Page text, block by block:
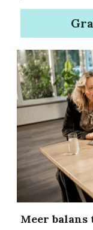
Meer balans